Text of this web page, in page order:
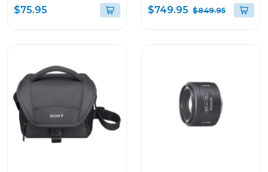
+ turbo 500 w fp1455
$75.95
e pz 16-50mm f3.5-5.6
oss ii
$749.95 $849.95